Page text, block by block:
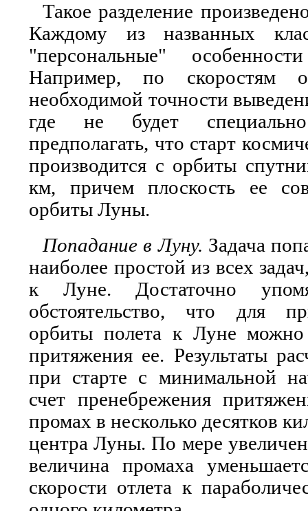
Такое разделение
Каждому из названных
"персональные"
Например, по скоростям
необходимой точности
где не будет
предполагать, что старт
производится с орбиты
км, причем плоскость ее
орбиты Луны.
Попадание в Луну. Задача
наиболее простой из всех
к Луне. Достаточно
обстоятельство, что для
орбиты полета к Луне можно
притяжения ее. Результаты
при старте с минимальной
счет пренебрежения
промах в несколько десятков
центра Луны. По мере
величина промаха
скорости отлета к